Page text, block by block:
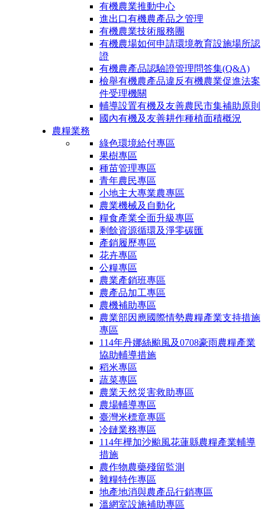
有機農業推動中心
進出口有機農產品之管理
有機農業技術服務團
有機農場如何申請環境教育設施場所認
證
有機農產品認驗證管理問答集(Q&A)
檢舉有機農產品違反有機農業促進法案
件受理機關
輔導設置有機及友善農民市集補助原則
國內有機及友善耕作種植面積概況
農糧業務
綠色環境給付專區
果樹專區
種苗管理專區
青年農民專區
小地主大專業農專區
農業機械及自動化
糧食產業全面升級專區
剩餘資源循環及淨零碳匯
產銷履歷專區
花卉專區
公糧專區
農業產銷班專區
農產品加工專區
農機補助專區
農業部因應國際情勢農糧產業支持措施
專區
114年丹娜絲颱風及0708豪雨農糧產業
協助輔導措施
稻米專區
蔬菜專區
農業天然災害救助專區
農場輔導專區
臺灣米標章專區
冷鏈業務專區
114年樺加沙颱風花蓮縣農糧產業輔導
措施
農作物農藥殘留監測
雜糧特作專區
地產地消與農產品行銷專區
溫網室設施補助專區